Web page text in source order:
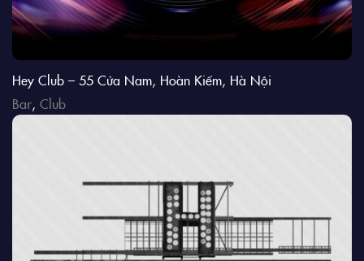
Hey Club – 55 Cửa Nam, Hoàn Kiếm, Hà Nội
Bar, Club